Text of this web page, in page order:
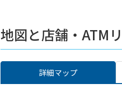
地図と店舗・ATM
詳細マップ